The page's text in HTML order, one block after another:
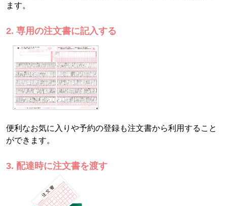
ます。
2. 専用の注文書に記入する
便利なお気に入りや予約の登録も注文書から利用すること
ができます。
3. 配達時に注文書を渡す